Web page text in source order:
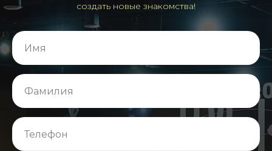
создать новые знакомства!